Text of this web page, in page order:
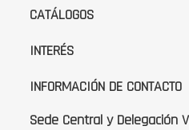
CATÁLOGOS
INTERÉS
INFORMACIÓN DE CONTACTO
Sede Central y Delegación